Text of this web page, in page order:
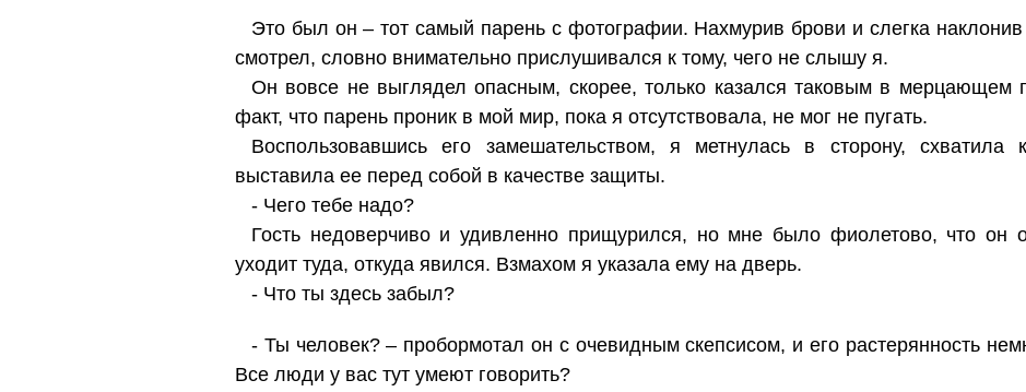
Это был он – тот самый парень с фотографии. Нахмурив брови и слегка наклонив
смотрел, словно внимательно прислушивался к тому, чего не слышу я.
Он вовсе не выглядел опасным, скорее, только казался таковым в мерцающем
факт, что парень проник в мой мир, пока я отсутствовала, не мог не пугать.
Воспользовавшись его замешательством, я метнулась в сторону, схватила
выставила ее перед собой в качестве защиты.
- Чего тебе надо?
Гость недоверчиво и удивленно прищурился, но мне было фиолетово, что он
уходит туда, откуда явился. Взмахом я указала ему на дверь.
- Что ты здесь забыл?
- Ты человек? – пробормотал он с очевидным скепсисом, и его растерянность
Все люди у вас тут умеют говорить?